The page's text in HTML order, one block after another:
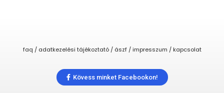
faq / adatkezelési tájékoztató / ászf / impresszum / kapcsolat
Kövess minket Facebookon!